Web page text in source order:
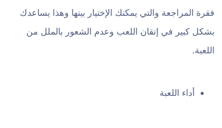
فقرة المراجعة والتي يمكنك الإختيار بينها وهذا يساعدك
بشكل كبير في إتقان اللعب وعدم الشعور بالملل من
اللعبة.
أداء اللعبة